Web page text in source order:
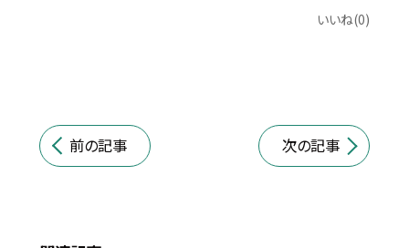
いいね(0)
前の記事 次の記事